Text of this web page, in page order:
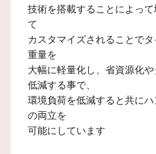
技術を搭載することによっ
て
カスタマイズされることで
重量を
大幅に軽量化し、省資源化
低減する事で、
環境負荷を低減すると共に
の両立を
可能にしています